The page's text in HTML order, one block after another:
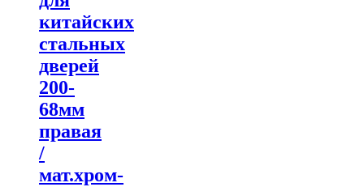
китайских
стальных
дверей
200-
68мм
правая
/
мат.хром-